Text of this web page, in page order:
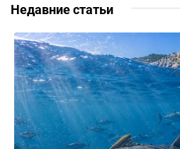
Недавние статьи